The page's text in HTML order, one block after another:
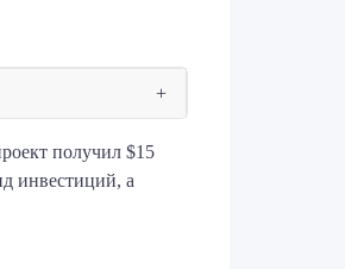
получил $15
инвестиций, а